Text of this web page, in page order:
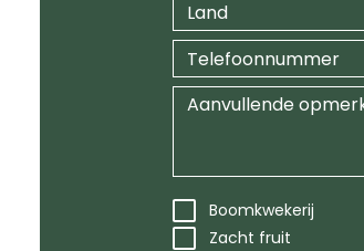
Boomkwekerij
Zacht fruit